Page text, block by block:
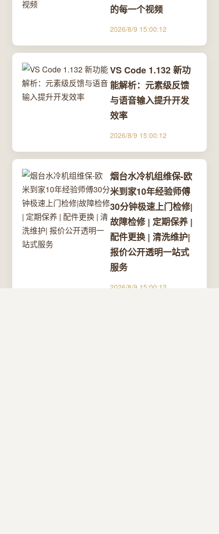
的每一个视频
2026/8/9 15:00:12
VS Code 1.132 新功
能解析：元素级反馈
与语音输入提升开发
效率
2026/8/9 15:00:12
烟台水冷机组维保-欧
米到家10年经验师傅
30分钟极速上门检修|
故障检修 | 定期保养 |
配件更换 | 清洗维护|
报价公开透明一站式
服务
2026/8/9 15:00:12